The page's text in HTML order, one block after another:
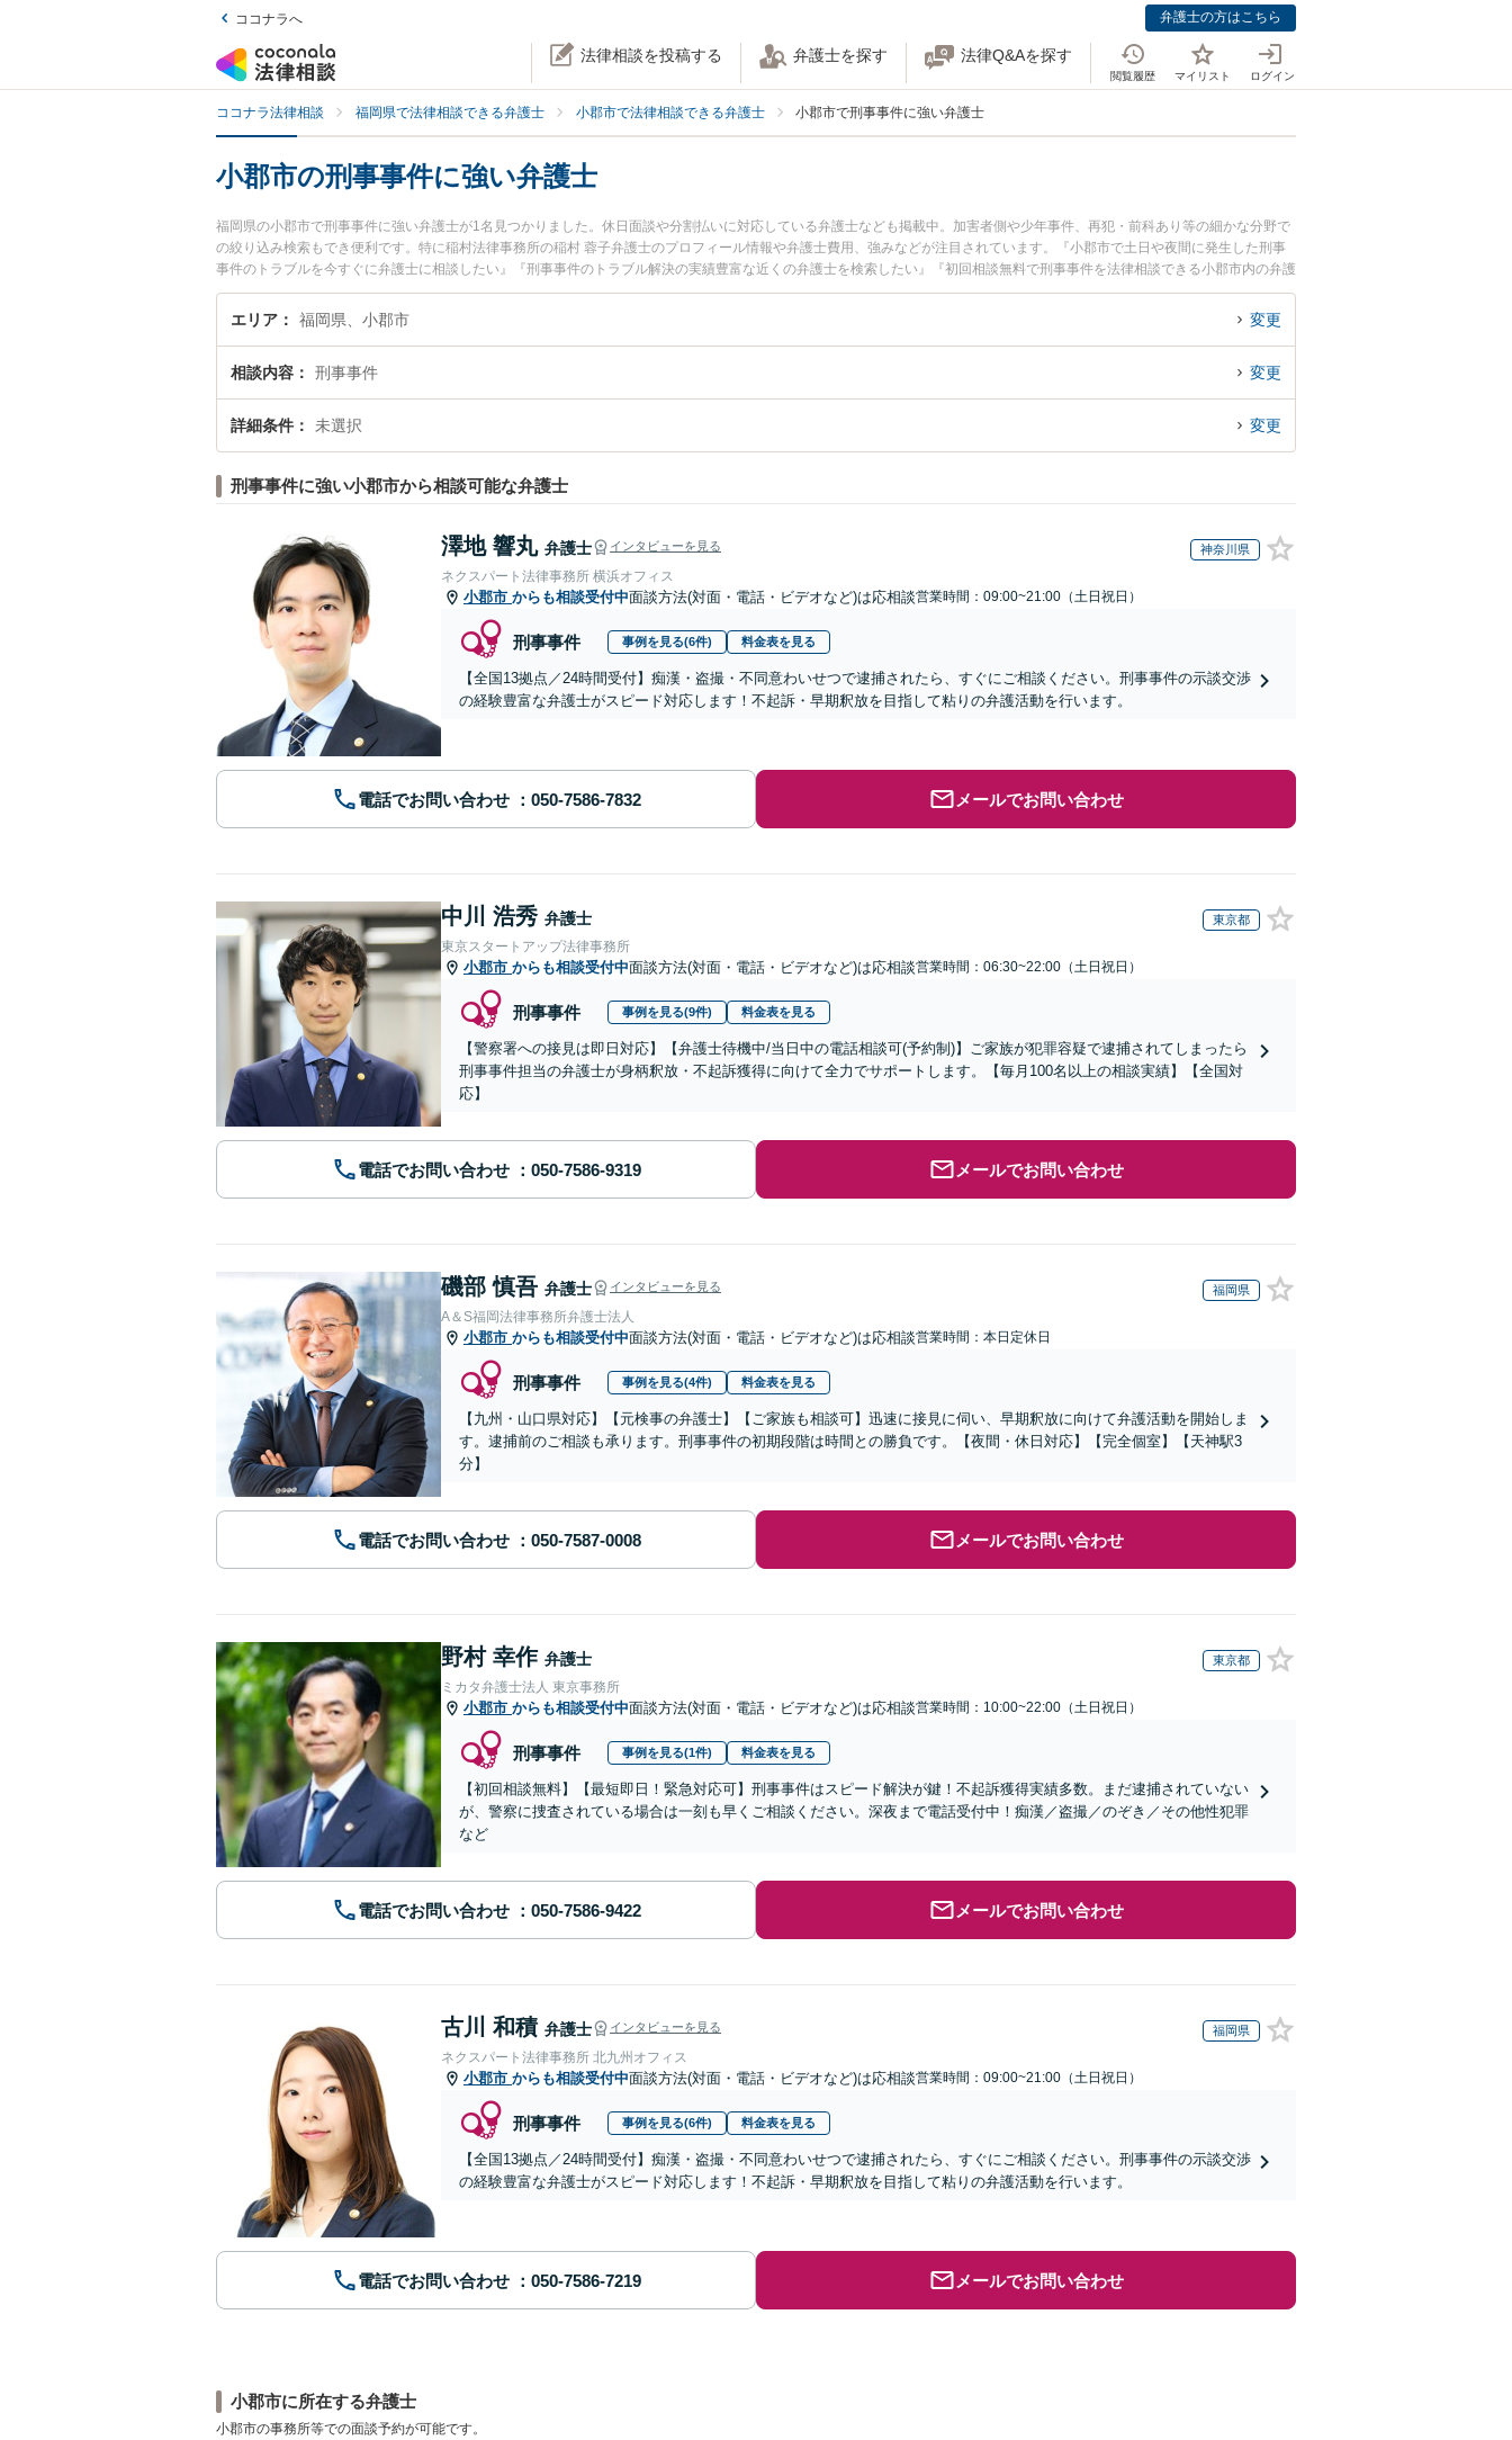
ココナラへ 弁護士の方はこちら
法律相談を投稿する 弁護士を探す 法律Q&Aを探す
閲覧履歴 マイリスト ログイン
ココナラ法律相談 福岡県で法律相談できる弁護士 小郡市で法律相談できる弁護士 小郡市で刑事事件に強い弁護士
小郡市の刑事事件に強い弁護士
福岡県の小郡市で刑事事件に強い弁護士が1名見つかりました。休日面談や分割払いに対応している弁護士なども掲載中。加害者側や少年事件、再犯・前科あり等の細かな分野で
の絞り込み検索もでき便利です。特に稲村法律事務所の稲村 蓉子弁護士のプロフィール情報や弁護士費用、強みなどが注目されています。『小郡市で土日や夜間に発生した刑事
事件のトラブルを今すぐに弁護士に相談したい』『刑事事件のトラブル解決の実績豊富な近くの弁護士を検索したい』『初回相談無料で刑事事件を法律相談できる小郡市内の弁護
士に相談予約したい』などでお困りの相談者さんにおすすめです。
エリア 福岡県、小郡市 変更
相談内容 刑事事件 変更
詳細条件 未選択 変更
刑事事件に強い小郡市から相談可能な弁護士
澤地 響丸 弁護士 インタビューを見る 神奈川県
ネクスパート法律事務所 横浜オフィス
小郡市 からも相談受付中面談方法(対面・電話・ビデオなど)は応相談営業時間：09:00~21:00（土日祝日）
刑事事件 事例を見る(6件) 料金表を見る
【全国13拠点／24時間受付】痴漢・盗撮・不同意わいせつで逮捕されたら、すぐにご相談ください。刑事事件の示談交渉
の経験豊富な弁護士がスピード対応します！不起訴・早期釈放を目指して粘りの弁護活動を行います。
電話でお問い合わせ メールでお問い合わせ
中川 浩秀 弁護士 東京都
東京スタートアップ法律事務所
小郡市 からも相談受付中面談方法(対面・電話・ビデオなど)は応相談営業時間：06:30~22:00（土日祝日）
刑事事件 事例を見る(9件) 料金表を見る
【警察署への接見は即日対応】【弁護士待機中/当日中の電話相談可(予約制)】ご家族が犯罪容疑で逮捕されてしまったら
刑事事件担当の弁護士が身柄釈放・不起訴獲得に向けて全力でサポートします。【毎月100名以上の相談実績】【全国対
応】
電話でお問い合わせ メールでお問い合わせ
磯部 慎吾 弁護士 インタビューを見る 福岡県
A＆S福岡法律事務所弁護士法人
小郡市 からも相談受付中面談方法(対面・電話・ビデオなど)は応相談営業時間：本日定休日
刑事事件 事例を見る(4件) 料金表を見る
【九州・山口県対応】【元検事の弁護士】【ご家族も相談可】迅速に接見に伺い、早期釈放に向けて弁護活動を開始しま
す。逮捕前のご相談も承ります。刑事事件の初期段階は時間との勝負です。【夜間・休日対応】【完全個室】【天神駅3
分】
電話でお問い合わせ メールでお問い合わせ
野村 幸作 弁護士 東京都
ミカタ弁護士法人 東京事務所
小郡市 からも相談受付中面談方法(対面・電話・ビデオなど)は応相談営業時間：10:00~22:00（土日祝日）
刑事事件 事例を見る(1件) 料金表を見る
【初回相談無料】【最短即日！緊急対応可】刑事事件はスピード解決が鍵！不起訴獲得実績多数。まだ逮捕されていない
が、警察に捜査されている場合は一刻も早くご相談ください。深夜まで電話受付中！痴漢／盗撮／のぞき／その他性犯罪
など
電話でお問い合わせ メールでお問い合わせ
古川 和積 弁護士 インタビューを見る 福岡県
ネクスパート法律事務所 北九州オフィス
小郡市 からも相談受付中面談方法(対面・電話・ビデオなど)は応相談営業時間：09:00~21:00（土日祝日）
刑事事件 事例を見る(6件) 料金表を見る
【全国13拠点／24時間受付】痴漢・盗撮・不同意わいせつで逮捕されたら、すぐにご相談ください。刑事事件の示談交渉
の経験豊富な弁護士がスピード対応します！不起訴・早期釈放を目指して粘りの弁護活動を行います。
電話でお問い合わせ メールでお問い合わせ
小郡市に所在する弁護士
小郡市の事務所等での面談予約が可能です。